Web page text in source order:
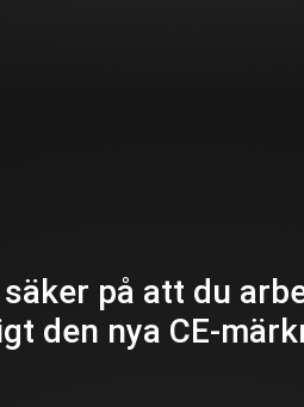
på att du
den nya CE-